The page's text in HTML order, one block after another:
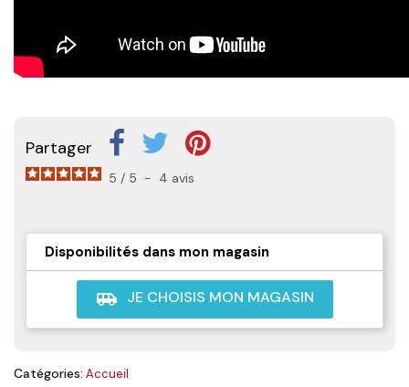
Partager
5 / 5 - 4 avis
Disponibilités dans mon magasin
airport_shuttle JE CHOISIS MON MAGASIN
Catégories: Accueil